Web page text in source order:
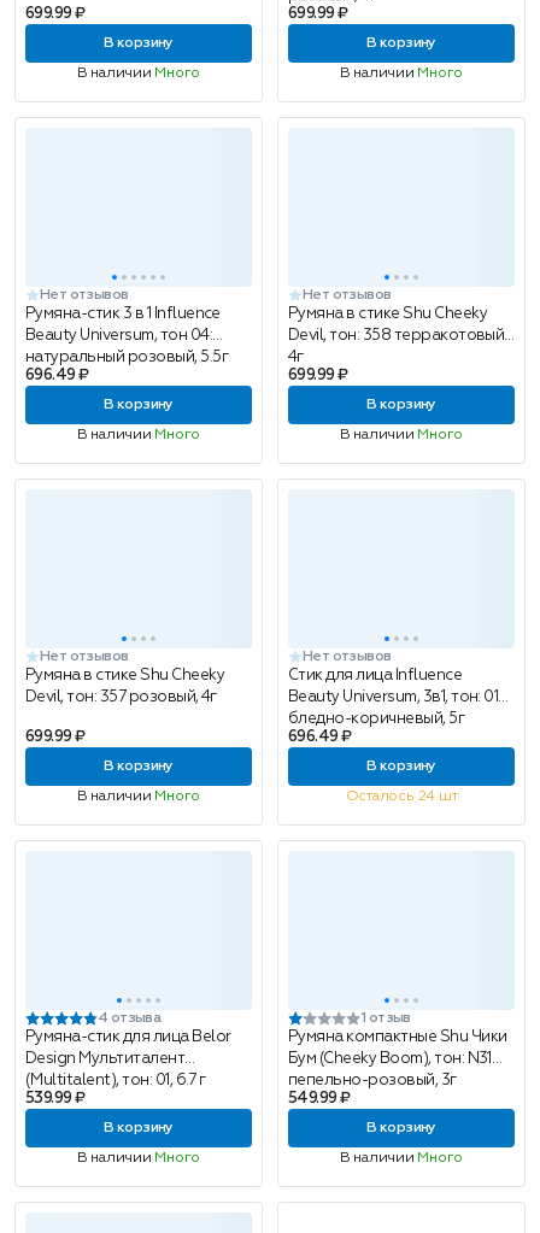
699.99 ₽
В корзину
В наличии Много
699.99 ₽
В корзину
В наличии Много
Нет отзывов
Румяна-стик 3 в 1 Influence
Beauty Universum, тон 04:
натуральный розовый, 5.5г
696.49 ₽
В корзину
В наличии Много
Нет отзывов
Румяна в стике Shu Cheeky
Devil, тон: 358 терракотовый,
4г
699.99 ₽
В корзину
В наличии Много
Нет отзывов
Румяна в стике Shu Cheeky
Devil, тон: 357 розовый, 4г
699.99 ₽
В корзину
В наличии Много
Нет отзывов
Стик для лица Influence
Beauty Universum, 3в1, тон: 01
бледно-коричневый, 5г
696.49 ₽
В корзину
Осталось 24 шт
4 отзыва
Румяна-стик для лица Belor
Design Мультиталент
(Multitalent), тон: 01, 6.7 г
539.99 ₽
В корзину
В наличии Много
1 отзыв
Румяна компактные Shu Чики
Бум (Cheeky Boom), тон: N31
пепельно-розовый, 3г
549.99 ₽
В корзину
В наличии Много